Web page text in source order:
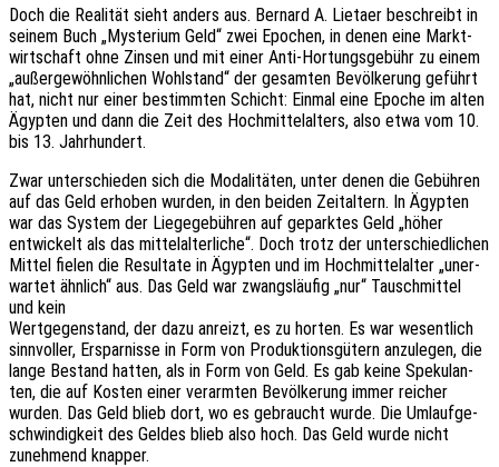
Doch die Reali­tät sieht anders aus. Bernard A. Lietaer beschreibt in
seinem Buch „Myste­ri­um Geld“ zwei Epochen, in denen eine Markt­
wirt­schaft ohne Zinsen und mit einer Anti-Hortungs­ge­bühr zu einem
„außer­ge­wöhn­li­chen Wohl­stand“ der gesam­ten Bevöl­ke­rung geführt
hat, nicht nur einer bestimm­ten Schicht: Einmal eine Epoche im alten
Ägyp­ten und dann die Zeit des Hoch­mit­tel­al­ters, also etwa vom 10.
bis 13. Jahrhundert.
Zwar unter­schie­den sich die Moda­li­tä­ten, unter denen die Gebüh­ren
auf das Geld erho­ben wurden, in den beiden Zeit­al­tern. In Ägyp­ten
war das System der Liege­ge­büh­ren auf gepark­tes Geld „höher
entwi­ckelt als das mittel­al­ter­li­che“. Doch trotz der unter­schied­li­chen
Mittel fielen die Resul­ta­te in Ägyp­ten und im Hoch­mit­tel­al­ter „uner­
war­tet ähnlich“ aus. Das Geld war zwangs­läu­fig „nur“ Tausch­mit­tel
und kein
Wert­ge­gen­stand, der dazu anreizt, es zu horten. Es war wesent­lich
sinn­vol­ler, Erspar­nis­se in Form von Produk­ti­ons­gü­tern anzu­le­gen, die
lange Bestand hatten, als in Form von Geld. Es gab keine Speku­lan­
ten, die auf Kosten einer verarm­ten Bevöl­ke­rung immer reicher
wurden. Das Geld blieb dort, wo es gebraucht wurde. Die Umlauf­ge­
schwin­dig­keit des Geldes blieb also hoch. Das Geld wurde nicht
zuneh­mend knapper.